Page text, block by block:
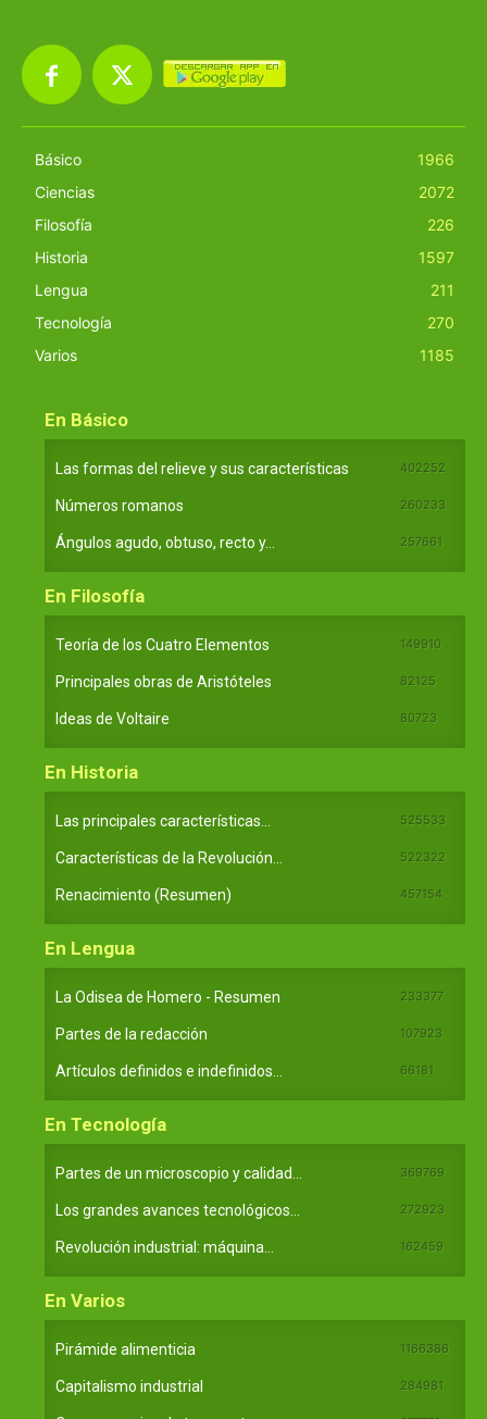
Básico
1966
Ciencias
2072
Filosofía
226
Historia
1597
Lengua
211
Tecnología
270
Varios
1185
En Básico
Las formas del relieve y sus características 402252
Números romanos 260233
Ángulos agudo, obtuso, recto y... 257661
En Filosofía
Teoría de los Cuatro Elementos 149910
Principales obras de Aristóteles 82125
Ideas de Voltaire 80723
En Historia
Las principales características... 525533
Características de la Revolución... 522322
Renacimiento (Resumen) 457154
En Lengua
La Odisea de Homero - Resumen 233377
Partes de la redacción 107923
Artículos definidos e indefinidos... 66181
En Tecnología
Partes de un microscopio y calidad... 369769
Los grandes avances tecnológicos... 272923
Revolución industrial: máquina... 162459
En Varios
Pirámide alimenticia 1166386
Capitalismo industrial 284981